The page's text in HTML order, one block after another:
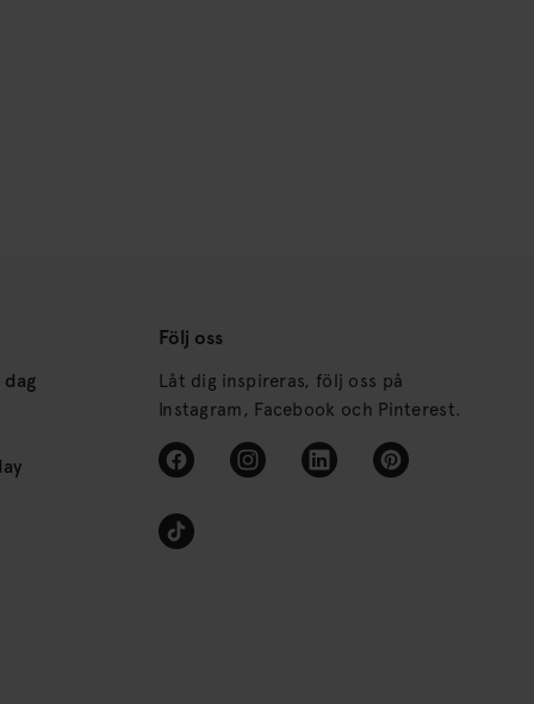
Följ oss
Låt dig inspireras, följ oss på
Instagram, Facebook och Pinterest.